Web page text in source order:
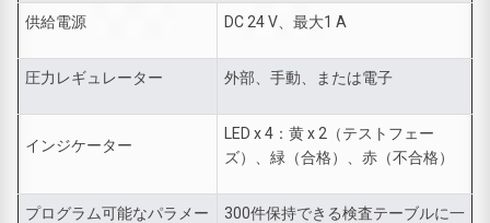
供給電源 DC 24 V、最大1 A
圧力レギュレーター 外部、手動、または電子
インジケーター
LED x 4：黄 x 2（テストフェー
ズ）、緑（合格）、赤（不合格）
プログラム可能なパラメー
300件保持できる検査テーブルに一